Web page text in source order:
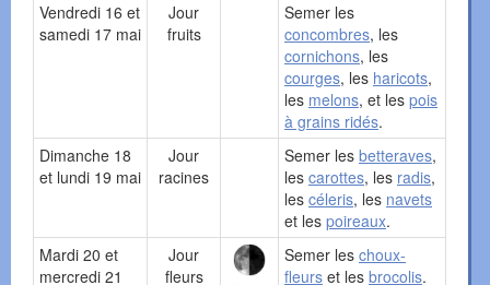
Vendredi 16 et
samedi 17 mai
Jour
fruits
Semer les
concombres, les
cornichons, les
courges, les haricots,
les melons, et les pois
à grains ridés.
Dimanche 18
et lundi 19 mai
Jour
racines
Semer les betteraves,
les carottes, les radis,
les céleris, les navets
et les poireaux.
Mardi 20 et
mercredi 21
Jour
fleurs
Semer les choux-
fleurs et les brocolis.